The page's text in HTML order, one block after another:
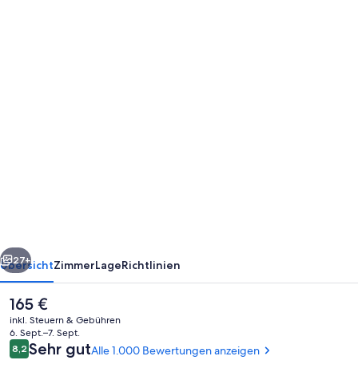
Weiter
27+
ÜbersichtZimmerLageRichtlinien
Der
aktuelle
Preis
beträgt
165 €.
165 €
inkl. Steuern & Gebühren
6. Sept.–7. Sept.
Bewertungen
8,28,2 von 10.
Sehr gutAlle 1.000 Bewertungen anzeigen